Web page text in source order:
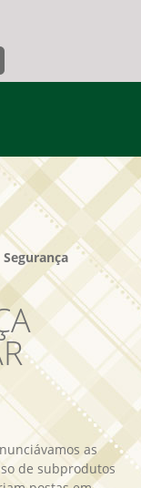
Segurança
as
de subprodutos